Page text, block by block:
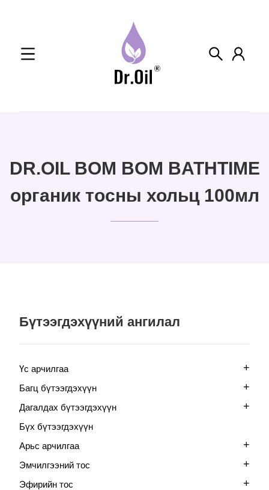
DR.OIL BOM BOM BATHTIME
органик тосны хольц 100мл
Бүтээгдэхүүний ангилал
Үс арчилгаа +
Багц бүтээгдэхүүн +
Дагалдах бүтээгдэхүүн +
Бүх бүтээгдэхүүн
Арьс арчилгаа
+
Эмчилгээний тос +
Эфирийн тос +